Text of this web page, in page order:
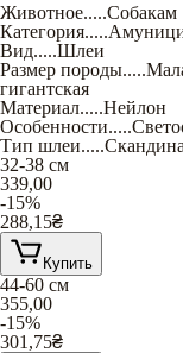
Животное.....Собакам
Категория.....
Вид.....Шлеи
Размер породы.....
гигантская
Материал.....Нейлон
Особенности.....
Тип шлеи.....
32-38 см
339,00
-15%
288,15₴
Купить
44-60 см
355,00
-15%
301,75₴